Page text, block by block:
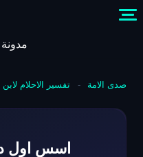
صدى الامة - تفسير الاحلام
اسس اول